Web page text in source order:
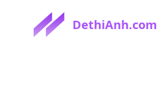
DethiAnh.com